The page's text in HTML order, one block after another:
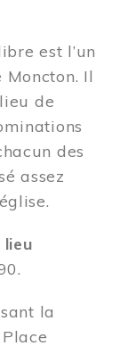
est l’un
Il
de
des
assez
lieu
la